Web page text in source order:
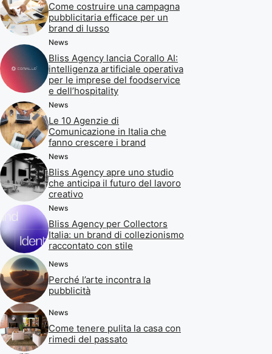
Come costruire una campagna
pubblicitaria efficace per un
brand di lusso
News
Bliss Agency lancia Corallo AI:
intelligenza artificiale operativa
per le imprese del foodservice
e dell’hospitality
News
Le 10 Agenzie di
Comunicazione in Italia che
fanno crescere i brand
News
Bliss Agency apre uno studio
che anticipa il futuro del lavoro
creativo
News
Bliss Agency per Collectors
Italia: un brand di collezionismo
raccontato con stile
News
Perché l’arte incontra la
pubblicità
News
Come tenere pulita la casa con
rimedi del passato